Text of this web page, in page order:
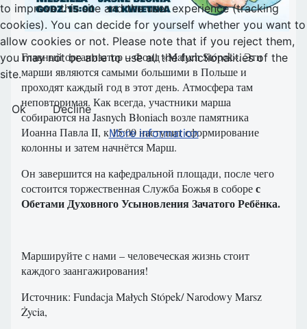
Главный организатор – Фонд «Małych Stópek». Эти
марши являются самыми большими в Польше и
проходят каждый год в этот день. Атмосфера там
неповторимая. Как всегда, участники марша
собираются на Jasnych Błoniach возле памятника
Иоанна Павла II, к 15:00 наступит сформирование
колонны и затем начнётся Марш.
Он завершится на кафедральной площади, после чего
состоится торжественная Служба Божья в соборес
Обетами Духовного Усыновления Зачатого Ребёнка.
Маршируйте с нами – человеческая жизнь стоит
каждого заангажирования!
Источник: Fundacja Małych Stópek/ Narodowy Marsz
Życia,
to improve this site and the user experience (tracking
cookies). You can decide for yourself whether you want to
allow cookies or not. Please note that if you reject them,
you may not be able to use all the functionalities of the
site.
Ok
Decline
More information